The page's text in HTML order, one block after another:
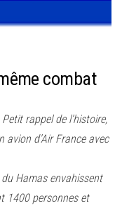
combat
rappel de l’histoire,
d’Air France avec
Hamas envahissent
1400 personnes et